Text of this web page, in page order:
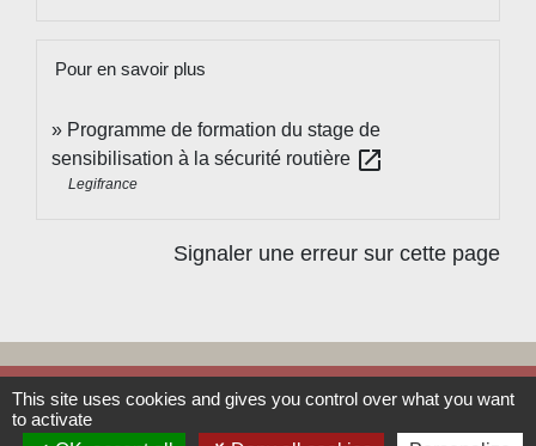
Pour en savoir plus
Programme de formation du stage de
sensibilisation à la sécurité routière open_in_new
Legifrance
Signaler une erreur sur cette page
Contacts
This site uses cookies and gives you control over what you want
to activate